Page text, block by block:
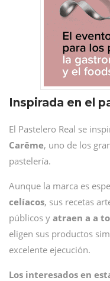
Inspirada en el
El Pastelero Real se
Carême, uno de los
pastelería.
Aunque la marca es
celíacos, sus recetas
públicos y atraen a a
eligen sus productos
excelente ejecución.
Los interesados en